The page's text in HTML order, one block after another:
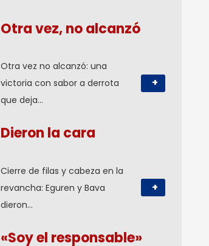
Otra vez, no alcanzó
Otra vez no alcanzó: una
victoria con sabor a derrota
que deja…
+
Dieron la cara
Cierre de filas y cabeza en la
revancha: Eguren y Bava
dieron…
+
«Soy el responsable»